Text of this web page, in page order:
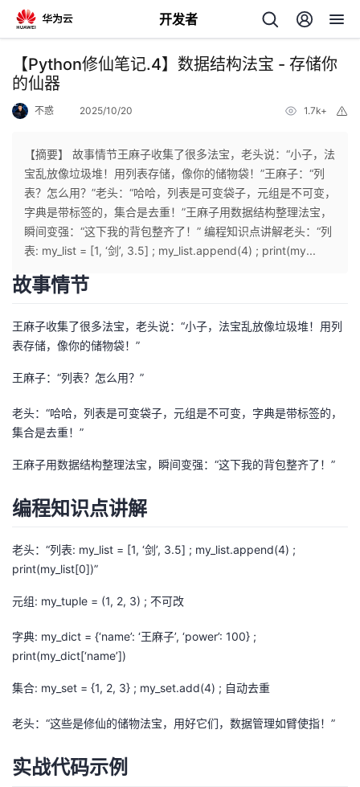
开发者
返
回
个
人
主
我
的
发
者
我
的
博
我
的
我
播
活
动
的
关
我
发
我
Programs
的
【Python修仙笔记.4】数据结构法宝 - 存储你
的仙器
不惑 2025/10/20 1.7k+
【摘要】 故事情节王麻子收集了很多法宝，老头说：“小子，法
宝乱放像垃圾堆！用列表存储，像你的储物袋！”王麻子：“列
表？怎么用？”老头：“哈哈，列表是可变袋子，元组是不可变，
字典是带标签的，集合是去重！”王麻子用数据结构整理法宝，
瞬间变强：“这下我的背包整齐了！” 编程知识点讲解老头：“列
表: my_list = [1, ‘剑’, 3.5] ; my_list.append(4) ; print(my...
故事情节
王麻子收集了很多法宝，老头说：“小子，法宝乱放像垃圾堆！用列
表存储，像你的储物袋！”
王麻子：“列表？怎么用？”
老头：“哈哈，列表是可变袋子，元组是不可变，字典是带标签的，
集合是去重！”
王麻子用数据结构整理法宝，瞬间变强：“这下我的背包整齐了！”
编程知识点讲解
老头：“列表: my_list = [1, ‘剑’, 3.5] ; my_list.append(4) ;
print(my_list[0])”
元组: my_tuple = (1, 2, 3) ; 不可改
字典: my_dict = {‘name’: ‘王麻子’, ‘power’: 100} ;
print(my_dict[‘name’])
集合: my_set = {1, 2, 3} ; my_set.add(4) ; 自动去重
老头：“这些是修仙的储物法宝，用好它们，数据管理如臂使指！”
实战代码示例